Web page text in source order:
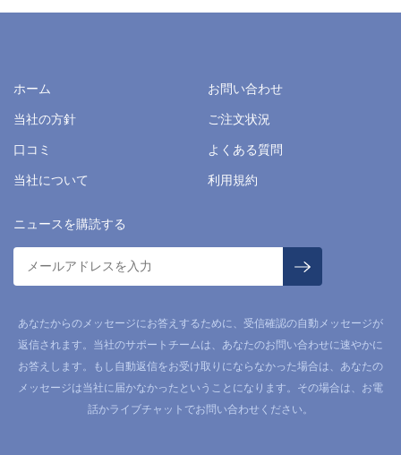
ホーム
お問い合わせ
当社の方針
ご注文状況
口コミ
よくある質問
当社について
利用規約
ニュースを購読する
あなたからのメッセージにお答えするために、受信確認の自動メッセージが
返信されます。当社のサポートチームは、あなたのお問い合わせに速やかに
お答えします。もし自動返信をお受け取りにならなかった場合は、あなたの
メッセージは当社に届かなかったということになります。その場合は、お電
話かライブチャットでお問い合わせください。